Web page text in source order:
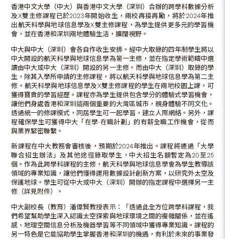
香港中文大學（中大）與香港中文大學（深圳）合辦的跨學科數據分析
及X雙主修課程已於2023年開始收生，兩校再接再勵，將於2024年推
出航天科學與地球信息學及X雙主修課程，為學生提供更多元的學習機
會，並在香港和深圳兩地體驗生活，擴闊視野。
中大與中大（深圳）會各自作收生安排。經中大取錄的四年制學生將以
中大開設的航天科學與地球信息學為第一主修，並在指定學術範疇中選
讀由中大或中大（深圳）開設的另一主修。而由中大（深圳）取錄的學
生，除其入學所申請的主修課程，將以航天科學與地球信息學為第二主
修。航天科學與地球信息學及X雙主修課程的學生在兩地校園上課，可
獲得寶貴的學習經歷。課程亦為學生提供包含學分的體驗式學習機會，
讓他們身處香港和深圳這兩個重要的大灣區城市，親身體驗不同文化。
透過統一的修課模式，同屆學生可一起學習，建立人際網絡。另外，課
程確保學生可獲得中大「在學•在職計劃」的有薪全職工作機會，從而
與業界緊密聯繫。
新課程在中大教務會審核後，預期於2024年推出。課程將通過「大學
聯合招生辦法」及其他途徑錄取學生，中大招生名額暫定為20至25
個。作為此跨學科課程的主修，航天科學與地球信息學會為學生教導該
領域的專業知識，讓他們懂得運用數據設計創新方案，以研究外太空及
保護地球。學生可從中大或中大（深圳）開辦的指定課程中選擇另一主
修（詳見附件）。
中大副校長（教育）潘偉賢教授表示：「透過此全方位跨學科課程，我
們希望幫助學生深入認識太空探索與地球環境之間的複雜關係，並在遙
感、地理空間信息分析及機器學習等不同領域中獲得專業知識。課程的
另一特色是它能協助學生掌握香港和深圳的機遇，有利於未來的事業發